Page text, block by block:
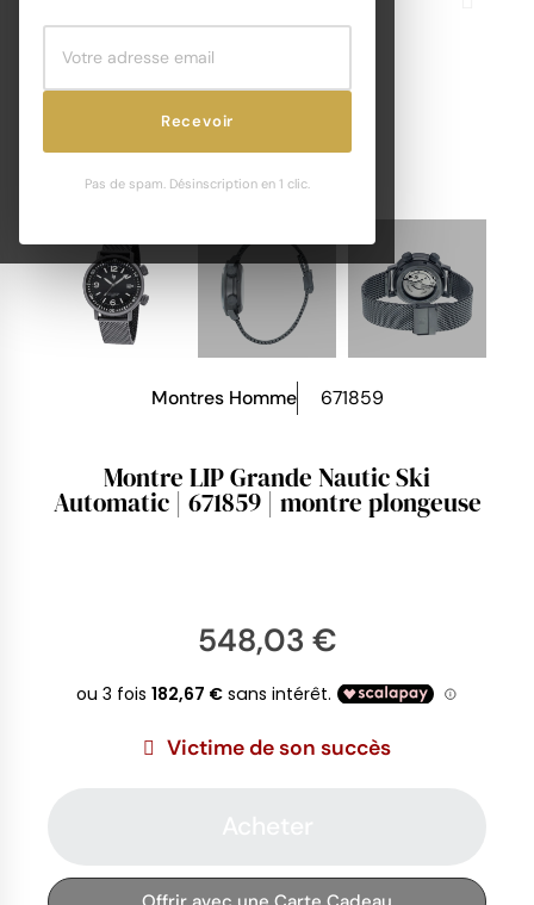
Recevoir
Pas de spam. Désinscription en 1 clic.
Montres Homme 671859
Montre LIP Grande Nautic Ski
Automatic | 671859 | montre plongeuse
548,03 €
Victime de son succès